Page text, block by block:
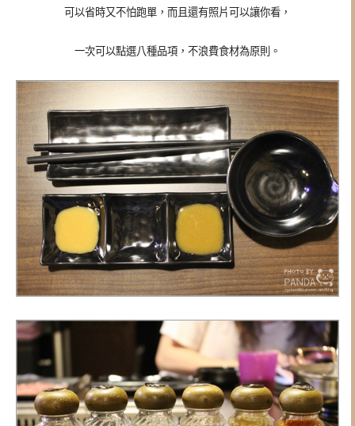
可以省時又不怕跑單，而且還有照片可以讓你看，
一次可以點選八種品項，不浪費食材為原則。